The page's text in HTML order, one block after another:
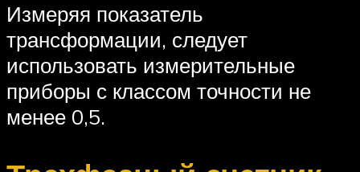
Измеряя показатель
трансформации, следует
использовать измерительные
приборы с классом точности не
менее 0,5.